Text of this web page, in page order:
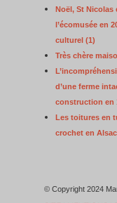
Noël, St Nicolas
l’écomusée en
culturel (1)
Très chère
d’une ferme
construction en
Les toitures en
crochet en
© Copyright 2024